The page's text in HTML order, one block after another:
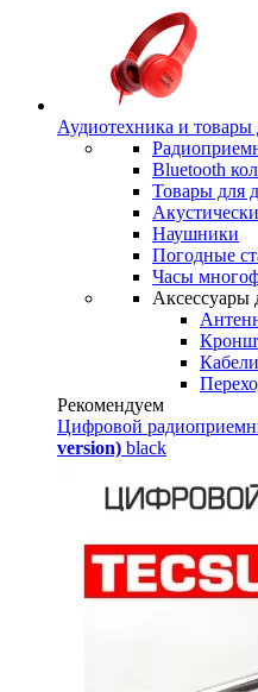
Аудиотехника и товары
Bluetooth
Товары для
Наушники
Погодные
Часы
Аксессуары
Рекомендуем
Цифровой
version) black